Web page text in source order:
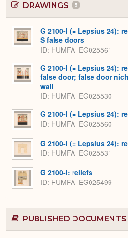
DRAWINGS 5
G 2100-I (= Lepsius 24):
S false doors
ID HUMFA_EG025561
G 2100-I (= Lepsius 24):
false door; false door
wall
ID HUMFA_EG025530
G 2100-I (= Lepsius 24):
ID HUMFA_EG025560
G 2100-I (= Lepsius 24):
ID HUMFA_EG025531
G 2100-I: reliefs
ID HUMFA_EG025499
PUBLISHED DOCUMENTS